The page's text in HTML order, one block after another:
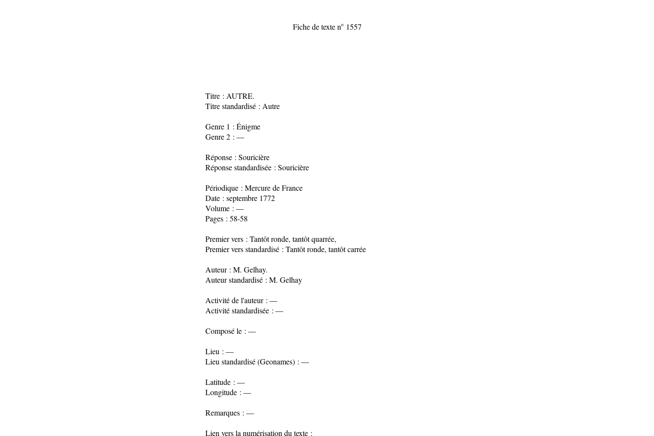
Fiche de texte no1557
Titre : AUTRE.
Titre standardisé : Autre
Genre 1 : Énigme
Genre 2 : —
Réponse : Souricière
Réponse standardisée : Souricière
Périodique : Mercure de France
Date : septembre 1772
Volume : —
Pages : 58-58
Premier vers : Tantôt ronde, tantôt quarrée,
Premier vers standardisé : Tantôt ronde, tantôt carrée
Auteur : M. Gelhay.
Auteur standardisé : M. Gelhay
Activité de l'auteur : —
Activité standardisée : —
Composé le : —
Lieu : —
Lieu standardisé (Geonames) : —
Latitude : —
Longitude : —
Remarques : —
Lien vers la numérisation du texte :